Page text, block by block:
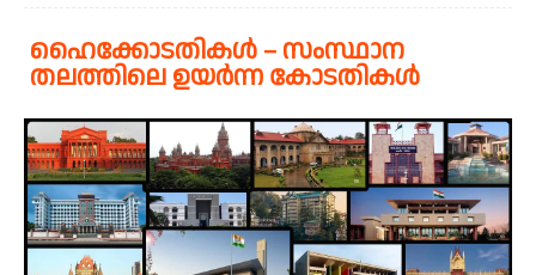
ഹൈക്കോടതികൾ – സംസ്ഥാന
തലത്തിലെ ഉയർന്ന കോടതികൾ